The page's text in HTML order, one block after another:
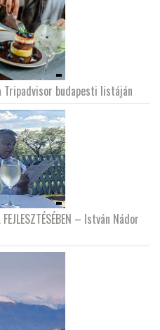
budapesti listáján
– István Nádor